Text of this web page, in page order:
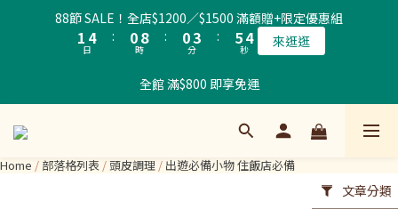
88節 SALE！全店$1200／$1500 滿額贈+限定優惠組
2
1
0
5
4
3
日
:
1
0
9
8
7
6
5
1
時
:
1
0
4
3
2
1
0
分
:
6
5
4
3
2
0
5
4
3
2
1
秒 來逛逛
全館 滿$800 即享免運
Home / 部落格列表 /頭皮調理 / 出遊必備小物 住飯店必備
文章分類